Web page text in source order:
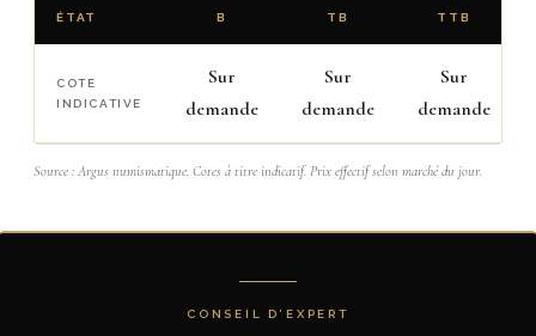
ÉTAT B TB TTB
COTE
INDICATIVE
Sur
demande
Sur
demande
Sur
demande
Source : Argus numismatique. Cotes à titre indicatif. Prix effectif selon marché du jour.
CONSEIL D’EXPERT